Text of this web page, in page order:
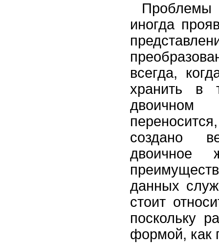
Проблемы
иногда
всегда,
хранить в
двоичном
создано
двоичное
данных
стоит
поскольку
формой, как